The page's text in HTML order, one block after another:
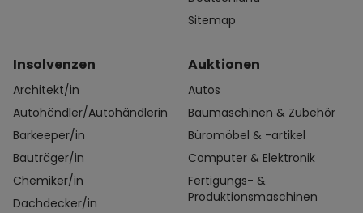
Sitemap
Insolvenzen
Architekt/in
Autohändler/Autohändlerin
Barkeeper/in
Bauträger/in
Chemiker/in
Dachdecker/in
Auktionen
Autos
Baumaschinen & Zubehör
Büromöbel & -artikel
Computer & Elektronik
Fertigungs- &
Produktionsmaschinen